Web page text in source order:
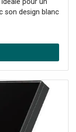
pour un
son design blanc
pour garantir
d'énergie :
l'application
avec
pendant 30, 60
mesure de la
intelligente:
Netatmo.
via l'appli ou en